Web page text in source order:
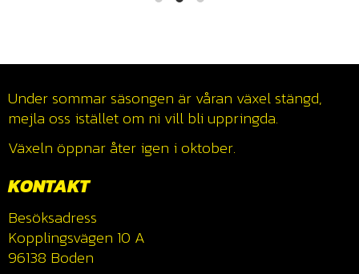
Under sommar säsongen är våran växel stängd,
mejla oss istället om ni vill bli uppringda.
Växeln öppnar åter igen i oktober.
KONTAKT
Besöksadress
Kopplingsvägen 10 A
96138 Boden